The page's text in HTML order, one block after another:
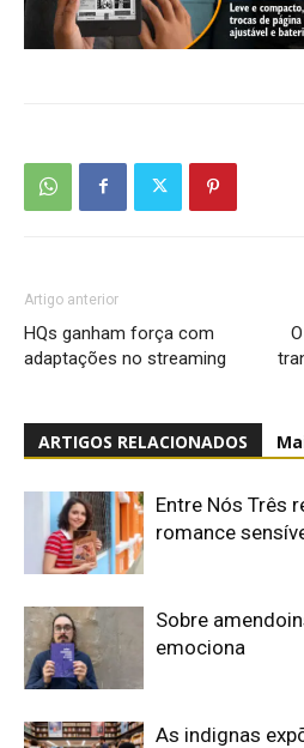
Artigo anterior
HQs ganham força com
adaptações no streaming
ARTIGOS RELACIONADOS
Entre Nós Três
romance
Sobre
emociona
As indignas